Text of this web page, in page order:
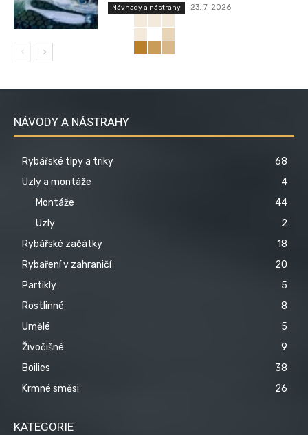
Návnady a nástrahy 23. 7. 2026
NÁVODY A NÁSTRAHY
Rybářské tipy a triky
68
Uzly a montáže
4
Montáže
44
Uzly
2
Rybářské začátky
18
Rybaření v zahraničí
20
Partikly
5
Rostlinné
8
Umělé
5
Živočišné
9
Boilies
38
Krmné směsi
26
KATEGORIE